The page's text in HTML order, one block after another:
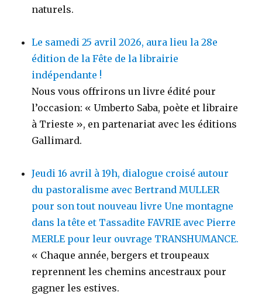
naturels.
Le samedi 25 avril 2026, aura lieu la 28e
édition de la Fête de la librairie
indépendante !
Nous vous offrirons un livre édité pour
l’occasion: « Umberto Saba, poète et libraire
à Trieste », en partenariat avec les éditions
Gallimard.
Jeudi 16 avril à 19h, dialogue croisé autour
du pastoralisme avec Bertrand MULLER
pour son tout nouveau livre Une montagne
dans la tête et Tassadite FAVRIE avec Pierre
MERLE pour leur ouvrage TRANSHUMANCE.
« Chaque année, bergers et troupeaux
reprennent les chemins ancestraux pour
gagner les estives.